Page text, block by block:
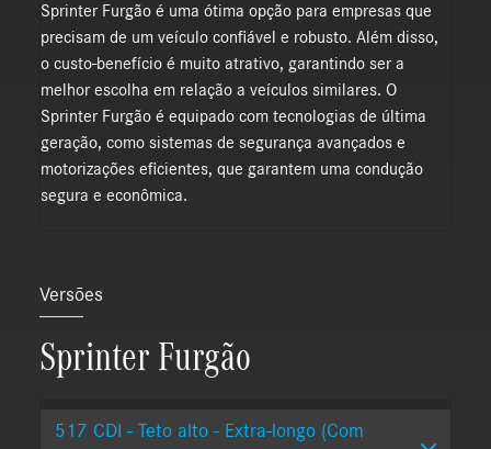
Sprinter Furgão é uma ótima opção para empresas que
precisam de um veículo confiável e robusto. Além disso,
o custo-benefício é muito atrativo, garantindo ser a
melhor escolha em relação a veículos similares. O
Sprinter Furgão é equipado com tecnologias de última
geração, como sistemas de segurança avançados e
motorizações eficientes, que garantem uma condução
segura e econômica.
Versões
Sprinter Furgão
517 CDI - Teto alto - Extra-longo (Com